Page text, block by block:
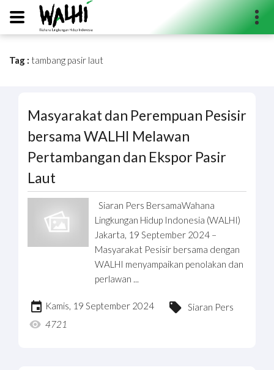
Tag : tambang pasir laut
Masyarakat dan Perempuan Pesisir
bersama WALHI Melawan
Pertambangan dan Ekspor Pasir
Laut
Siaran Pers BersamaWahana
Lingkungan Hidup Indonesia (WALHI)
Jakarta, 19 September 2024 –
Masyarakat Pesisir bersama dengan
WALHI menyampaikan penolakan dan
perlawan ...
Kamis, 19 September 2024
Siaran Pers
4721